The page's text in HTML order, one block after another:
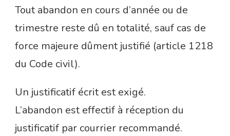
Tout abandon en cours d’année ou de
trimestre reste dû en totalité, sauf cas de
force majeure dûment justifié (article 1218
du Code civil).
Un justificatif écrit est exigé.
L’abandon est effectif à réception du
justificatif par courrier recommandé.